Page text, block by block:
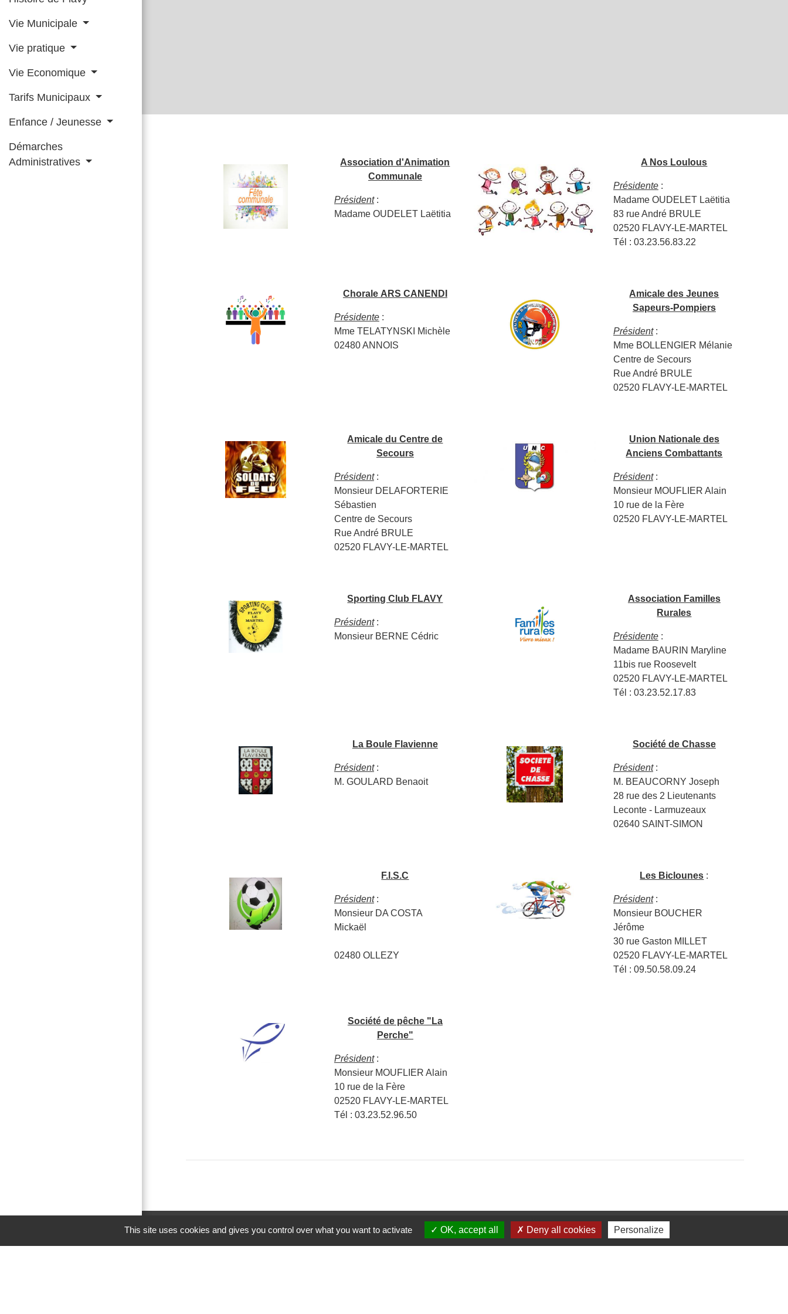
Vie Municipale
Vie pratique
Vie Economique
Tarifs Municipaux
Enfance / Jeunesse
Démarches
Administratives
Association d'Animation
Communale
Président:
Madame OUDELET Laëtitia
A Nos Loulous
Présidente:
Madame OUDELET Laëtitia
83 rue André BRULE
02520 FLAVY-LE-MARTEL
Tél : 03.23.56.83.22
Chorale ARS CANENDI
Présidente:
Mme TELATYNSKI Michèle
02480 ANNOIS
Amicale des Jeunes
Sapeurs-Pompiers
Président:
Mme BOLLENGIER Mélanie
Centre de Secours
Rue André BRULE
02520 FLAVY-LE-MARTEL
Amicale du Centre de
Secours
Président:
Monsieur DELAFORTERIE
Sébastien
Centre de Secours
Rue André BRULE
02520 FLAVY-LE-MARTEL
Union Nationale des
Anciens Combattants
Président:
Monsieur MOUFLIER Alain
10 rue de la Fère
02520 FLAVY-LE-MARTEL
Sporting Club FLAVY
Président:
Monsieur BERNE Cédric
Association Familles
Rurales
Présidente:
Madame BAURIN Maryline
11bis rue Roosevelt
02520 FLAVY-LE-MARTEL
Tél : 03.23.52.17.83
La Boule Flavienne
Président:
M. GOULARD Benaoit
Société de Chasse
Président:
M. BEAUCORNY Joseph
28 rue des 2 Lieutenants
Leconte - Larmuzeaux
02640 SAINT-SIMON
F.I.S.C
Président:
Monsieur DA COSTA
Mickaël
02480 OLLEZY
Les Biclounes :
Président:
Monsieur BOUCHER
Jérôme
30 rue Gaston MILLET
02520 FLAVY-LE-MARTEL
Tél : 09.50.58.09.24
Société de pêche "La
Perche"
Président:
Monsieur MOUFLIER Alain
10 rue de la Fère
02520 FLAVY-LE-MARTEL
Tél : 03.23.52.96.50
Contact
This site uses cookies and gives you control over what you want to activate OK, accept all Deny all cookies Personalize